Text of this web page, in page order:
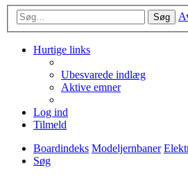
Søg
Hurtige links
Ubesvarede indlæg
Aktive emner
Log ind
Tilmeld
Boardindeks Modeljernbaner
Søg